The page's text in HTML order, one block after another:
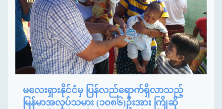
မလေးရှားနိုင်ငံမှ ပြန်လည်ရောက်ရှိလာသည့်
မြန်မာအလုပ်သမား (၁၀၈၆)ဦးအား ကြိုဆို